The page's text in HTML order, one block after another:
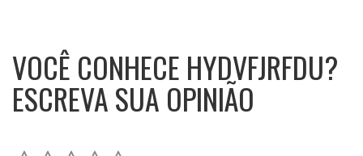
VOCÊ CONHECE HYDVFJRFDU?
ESCREVA SUA OPINIÃO